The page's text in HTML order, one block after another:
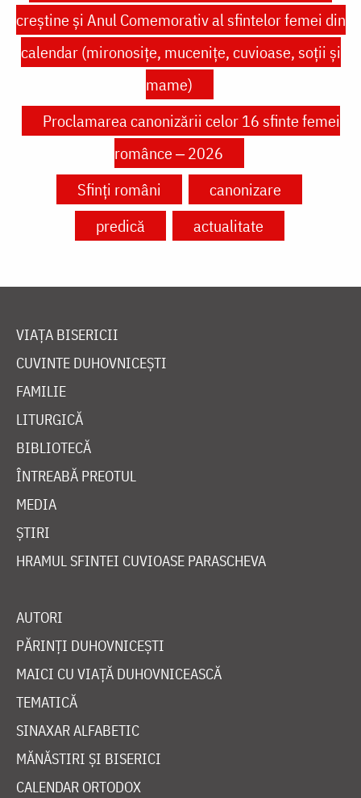
creștine și Anul Comemorativ al sfintelor femei din
calendar (mironosițe, mucenițe, cuvioase, soții și
mame)
Proclamarea canonizării celor 16 sfinte femei
românce ‒ 2026
Sfinți români
canonizare
predică
actualitate
VIAȚA BISERICII
CUVINTE DUHOVNICEȘTI
FAMILIE
LITURGICĂ
BIBLIOTECĂ
ÎNTREABĂ PREOTUL
MEDIA
ȘTIRI
HRAMUL SFINTEI CUVIOASE PARASCHEVA
AUTORI
PĂRINȚI DUHOVNICEȘTI
MAICI CU VIAȚĂ DUHOVNICEASCĂ
TEMATICĂ
SINAXAR ALFABETIC
MĂNĂSTIRI ȘI BISERICI
CALENDAR ORTODOX